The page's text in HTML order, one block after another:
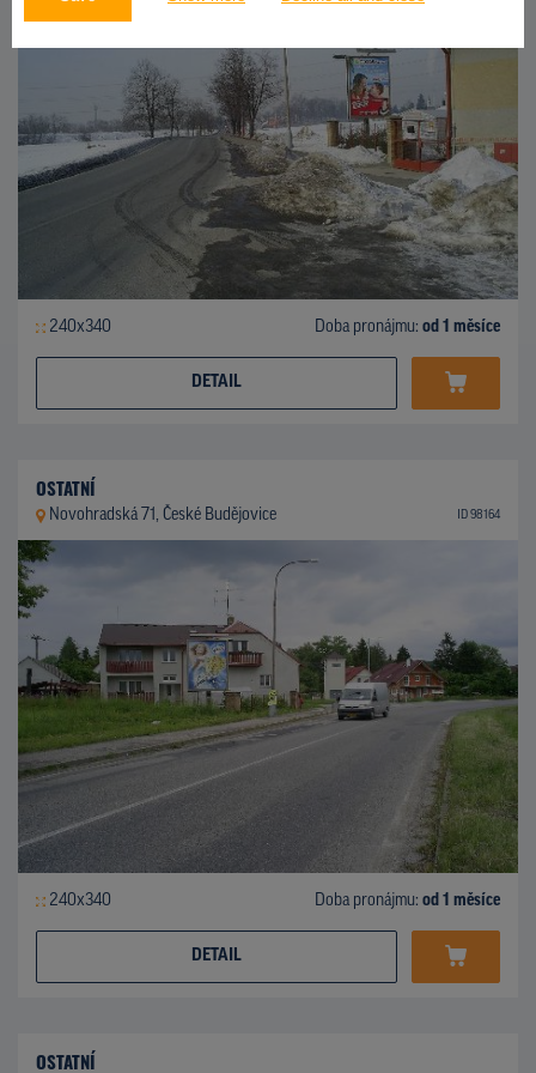
240x340 Doba pronájmu: od 1 měsíce
DETAIL
OSTATNÍ
Novohradská 71, České Budějovice ID 98164
240x340 Doba pronájmu: od 1 měsíce
DETAIL
OSTATNÍ